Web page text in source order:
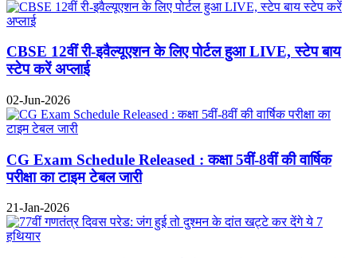
CBSE 12वीं री-इवैल्यूएशन के लिए पोर्टल हुआ LIVE, स्टेप बाय
स्टेप करें अप्लाई
02-Jun-2026
CG Exam Schedule Released : कक्षा 5वीं-8वीं की वार्षिक
परीक्षा का टाइम टेबल जारी
21-Jan-2026